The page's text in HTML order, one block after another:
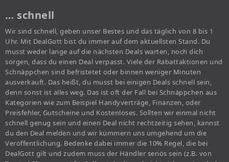
… schnell
Wir sind schnell, geben unser Bestes und das täglich von 8 bis 1
Uhr. Mit DealGott bist du immer auf dem aktuellsten Stand. Du
musst weder lange auf die nächsten Deals warten, noch dich
sorgen, dass du einen Deal verpasst. Viele der Rabattaktionen und
Schnäppchen sind befristetet oder binnen weniger Minuten
ausverkauft. Das heißt, du musst bei einigen Deals schnell sein,
denn sonst ist alles weg. Das ist oft der Fall bei Schnäppchen aus
Kategorien wie zum Beispiel Handyverträge, Finanzen, oder
Preisfehler, Gutscheine und Kostenloses. Sollten wir einmal nicht
schnell genug sein und einen Deal nicht rechtzeitig sehen, kannst
du den Deal melden und wir kümmern uns umgehend um die
Veröffentlichung. Bedenke dabei immer die 10% Regel, die bei
DealGott gilt und zudem muss der Händler seriös sein (z.B. von